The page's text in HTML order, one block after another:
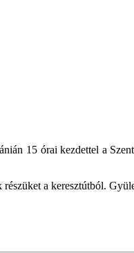
15 órai kezdettel a
a keresztútból.